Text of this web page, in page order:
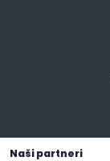
Naši partneri